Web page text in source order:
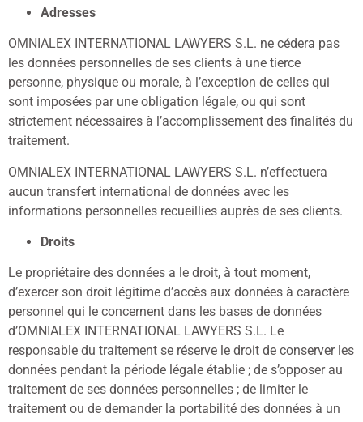
Adresses
OMNIALEX INTERNATIONAL LAWYERS S.L. ne cédera pas
les données personnelles de ses clients à une tierce
personne, physique ou morale, à l’exception de celles qui
sont imposées par une obligation légale, ou qui sont
strictement nécessaires à l’accomplissement des finalités du
traitement.
OMNIALEX INTERNATIONAL LAWYERS S.L. n’effectuera
aucun transfert international de données avec les
informations personnelles recueillies auprès de ses clients.
Droits
Le propriétaire des données a le droit, à tout moment,
d’exercer son droit légitime d’accès aux données à caractère
personnel qui le concernent dans les bases de données
d’OMNIALEX INTERNATIONAL LAWYERS S.L. Le
responsable du traitement se réserve le droit de conserver les
données pendant la période légale établie ; de s’opposer au
traitement de ses données personnelles ; de limiter le
traitement ou de demander la portabilité des données à un